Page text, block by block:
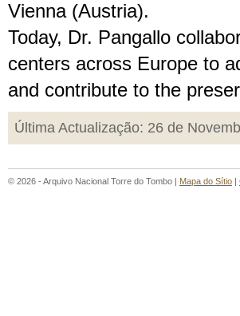
Vienna (Austria).
Today, Dr. Pangallo
centers across Europe to
and contribute to the
Última Actualização: 26 de
© 2026 - Arquivo Nacional Torre do Tombo | Mapa do Sítio |